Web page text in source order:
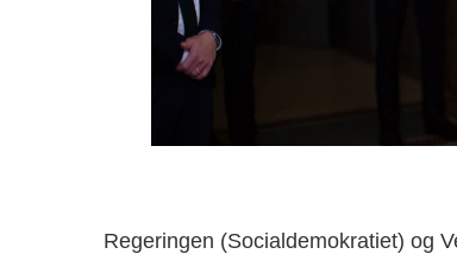
Regeringen (Socialdemokratiet) og